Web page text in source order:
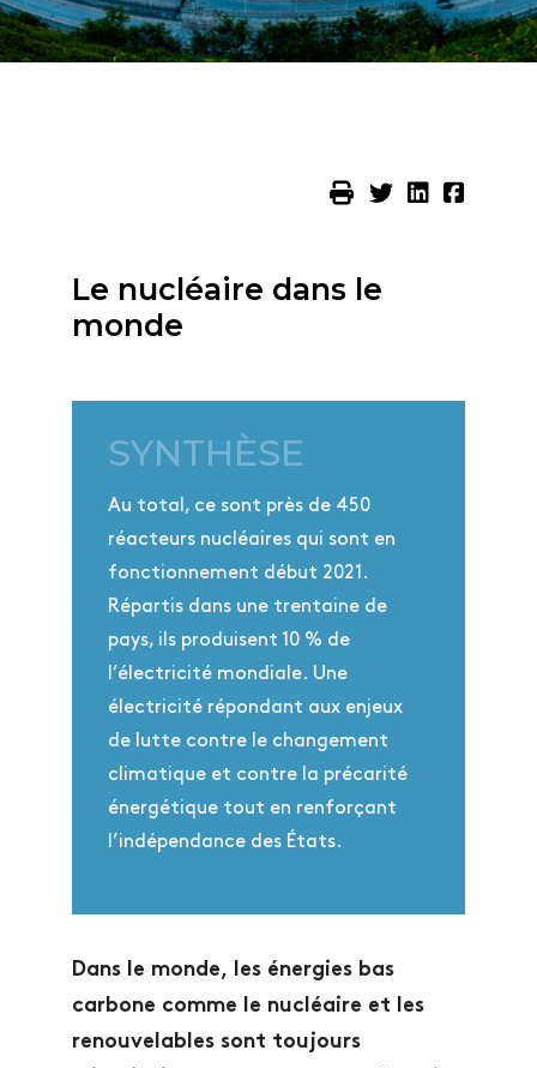
Le nucléaire dans le
monde
SYNTHÈSE
Au total, ce sont près de 450
réacteurs nucléaires qui sont en
fonctionnement début 2021.
Répartis dans une trentaine de
pays, ils produisent 10 % de
l’électricité mondiale. Une
électricité répondant aux enjeux
de lutte contre le changement
climatique et contre la précarité
énergétique tout en renforçant
l’indépendance des États.
Dans le monde, les énergies bas
carbone comme le nucléaire et les
renouvelables sont toujours